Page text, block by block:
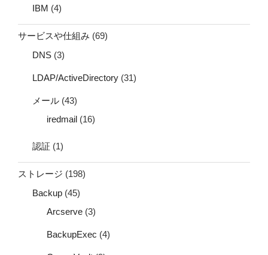
IBM (4)
サービスや仕組み (69)
DNS (3)
LDAP/ActiveDirectory (31)
メール (43)
iredmail (16)
認証 (1)
ストレージ (198)
Backup (45)
Arcserve (3)
BackupExec (4)